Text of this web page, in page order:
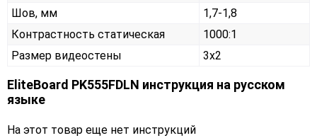
Шов, мм
1,7-1,8
Контрастность статическая
1000:1
Размер видеостены
3x2
EliteBoard PK555FDLN инструкция на русском
языке
На этот товар еще нет инструкций